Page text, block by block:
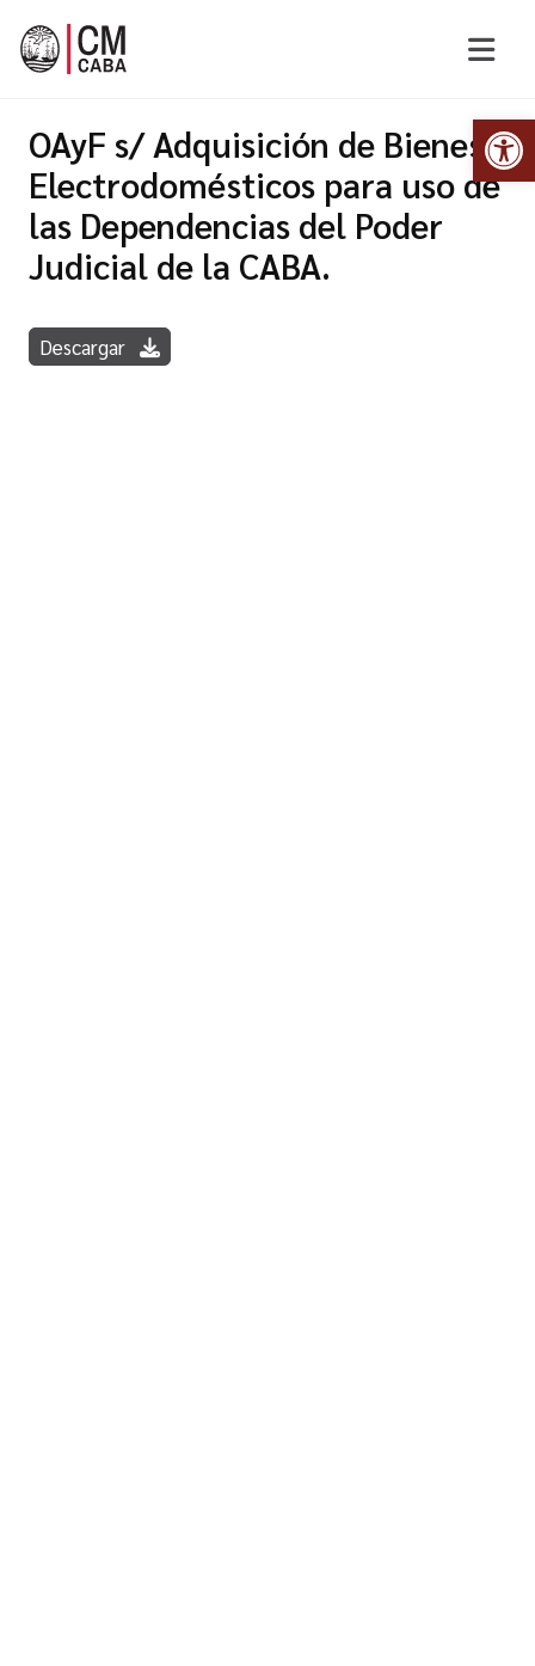
OAyF s/ Adquisición de Bienes
Electrodomésticos para uso de
las Dependencias del Poder
Judicial de la CABA.
Descargar